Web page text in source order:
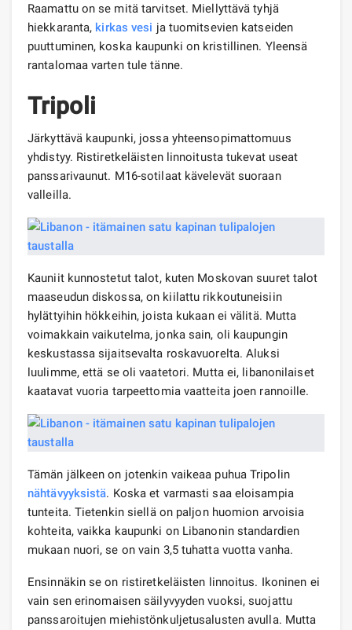
Raamattu on se mitä tarvitset. Miellyttävä tyhjä
hiekkaranta, kirkas vesi ja tuomitsevien katseiden
puuttuminen, koska kaupunki on kristillinen. Yleensä
rantalomaa varten tule tänne.
Tripoli
Järkyttävä kaupunki, jossa yhteensopimattomuus
yhdistyy. Ristiretkeläisten linnoitusta tukevat useat
panssarivaunut. M16-sotilaat kävelevät suoraan
valleilla.
Kauniit kunnostetut talot, kuten Moskovan suuret talot
maaseudun diskossa, on kiilattu rikkoutuneisiin
hylättyihin hökkeihin, joista kukaan ei välitä. Mutta
voimakkain vaikutelma, jonka sain, oli kaupungin
keskustassa sijaitsevalta roskavuorelta. Aluksi
luulimme, että se oli vaatetori. Mutta ei, libanonilaiset
kaatavat vuoria tarpeettomia vaatteita joen rannoille.
Tämän jälkeen on jotenkin vaikeaa puhua Tripolin
nähtävyyksistä. Koska et varmasti saa eloisampia
tunteita. Tietenkin siellä on paljon huomion arvoisia
kohteita, vaikka kaupunki on Libanonin standardien
mukaan nuori, se on vain 3,5 tuhatta vuotta vanha.
Ensinnäkin se on ristiretkeläisten linnoitus. Ikoninen ei
vain sen erinomaisen säilyvyyden vuoksi, suojattu
panssaroitujen miehistönkuljetusalusten avulla. Mutta